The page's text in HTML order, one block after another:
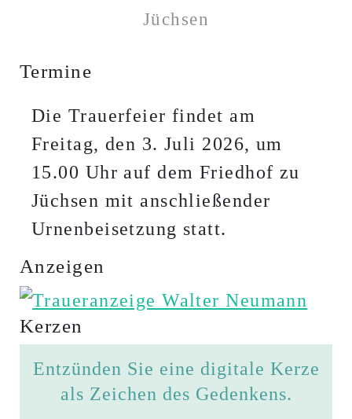
Jüchsen
Termine
Die Trauerfeier findet am
Freitag, den 3. Juli 2026, um
15.00 Uhr auf dem Friedhof zu
Jüchsen mit anschließender
Urnenbeisetzung statt.
Anzeigen
Kerzen
Entzünden Sie eine digitale Kerze
als Zeichen des Gedenkens.